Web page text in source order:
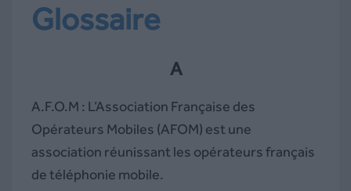
Glossaire
A
A.F.O.M : L’Association Française des
Opérateurs Mobiles (AFOM) est une
association réunissant les opérateurs français
de téléphonie mobile.